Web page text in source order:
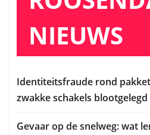
NIEUWS
Identiteitsfraude rond
zwakke schakels blootgelegd
Gevaar op de snelweg: wat